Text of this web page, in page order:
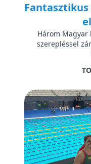
Három Magyar
szerepléssel